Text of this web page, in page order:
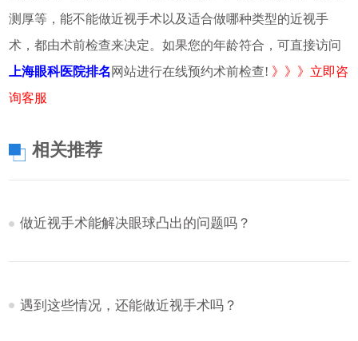
测厚等，能不能做近视手术以及适合做哪种类型的近视手
术，都由术前检查来决定。如果您的年龄符合，可直接访问
上海眼科医院排名 网站进行在线预约术前检查! 》》》立即咨
询客服
相关推荐
做近视手术能解决眼球凸出的问题吗？
遇到这些情况，还能做近视手术吗？